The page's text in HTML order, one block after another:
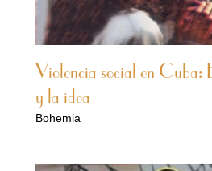
Violencia social en Cuba:
y la idea
Bohemia